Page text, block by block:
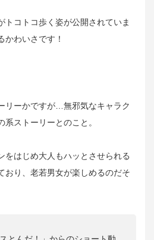
トコトコ歩く姿が公開されていま
わいさです！
リーかですが…無邪気なキャラク
ストーリーとのこと。
をはじめ大人もハッとさせられる
おり、老若男女が楽しめるのだそ